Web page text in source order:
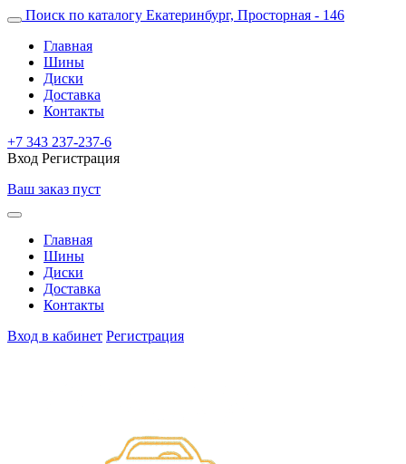
Поиск по каталогу Екатеринбург, Просторная - 146
Главная
Шины
Диски
Доставка
Контакты
+7 343 237-237-6
Вход Регистрация
Ваш заказ пуст
Главная
Шины
Диски
Доставка
Контакты
Вход в кабинет Регистрация